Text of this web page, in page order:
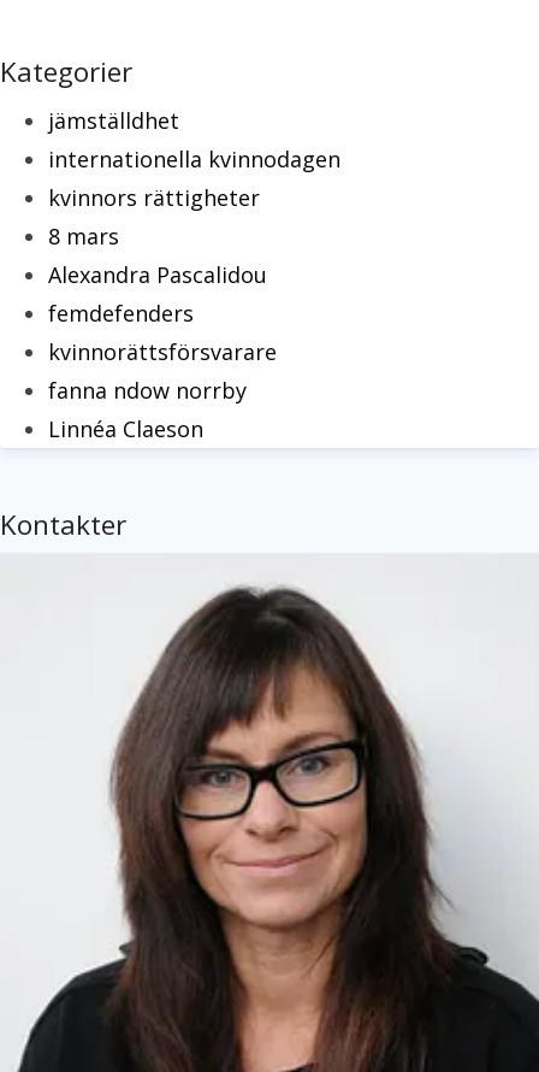
Kategorier
jämställdhet
internationella kvinnodagen
kvinnors rättigheter
8 mars
Alexandra Pascalidou
femdefenders
kvinnorättsförsvarare
fanna ndow norrby
Linnéa Claeson
Kontakter